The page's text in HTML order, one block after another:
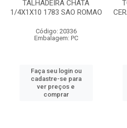
TALHADEIRA CHATA
1/4X1X10 1783 SAO ROMAO
Código: 20336
Embalagem: PC
Faça seu login ou
cadastre-se para
ver preços e
comprar